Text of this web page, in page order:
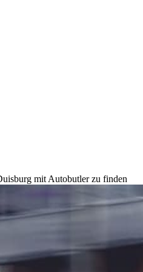
mit Autobutler zu finden